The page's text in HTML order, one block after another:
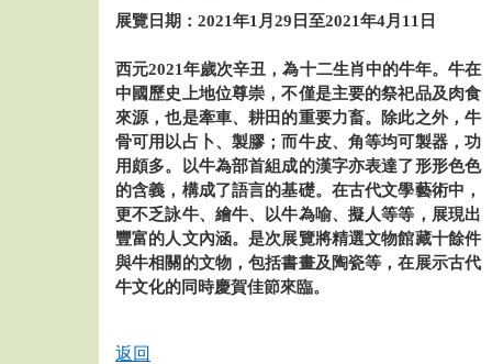
展覽日期：2021年1月29日至2021年4月11日
西元2021年歲次辛丑，為十二生肖中的牛年。牛在
中國歷史上地位尊崇，不僅是主要的祭祀品及肉食
來源，也是牽車、耕田的重要力畜。除此之外，牛
骨可用以占卜、製膠；而牛皮、角等均可製器，功
用頗多。以牛為部首組成的漢字亦表達了形形色色
的含義，構成了語言的基礎。在古代文學藝術中，
更不乏詠牛、繪牛、以牛為喻、擬人等等，展現出
豐富的人文內涵。是次展覽將精選文物館藏十餘件
與牛相關的文物，包括書畫及陶瓷等，在展示古代
牛文化的同時慶賀佳節來臨。
返回